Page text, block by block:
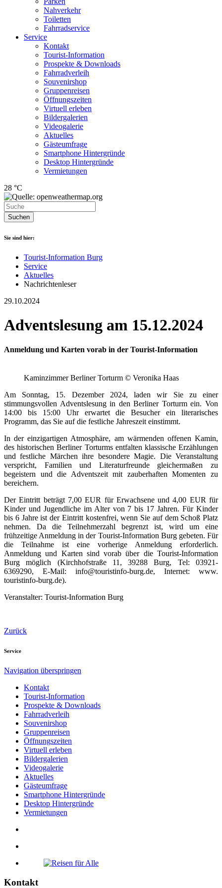
Nahverkehr
Toiletten
Fahrradservice
Service
Kontakt
Tourist-Information
Prospekte & Downloads
Fahrradverleih
Souvenirshop
Gruppenreisen
Öffnungszeiten
Virtuell erleben
Bildergalerien
Videogalerie
Aktuelles
Gästeumfrage
Smartphone Hintergründe
Desktop Hintergründe
Vermietungen
28 °C
Suchen
Sie sind hier:
Tourist-Information Burg
Service
Aktuelles
Nachrichtenleser
29.10.2024
Adventslesung am 15.12.2024
Anmeldung und Karten vorab in der Tourist-Information
Kaminzimmer Berliner Torturm © Veronika Haas
Am Sonntag, 15. Dezember 2024, laden wir Sie zu einer
stimmungsvollen Adventslesung in den Berliner Torturm ein. Von
14:00 bis 15:00 Uhr erwartet die Besucher ein literarisches
Programm, das Sie auf die festliche Jahreszeit einstimmt.
In der einzigartigen Atmosphäre, am wärmenden offenen Kamin,
des historischen Berliner Torturms entfalten klassische Erzählungen
und festliche Märchen ihre besondere Magie. Die Veranstaltung
verspricht, Familien und Literaturfreunde gleichermaßen zu
begeistern und die Adventszeit mit zauberhaften Momenten zu
bereichern.
Der Eintritt beträgt 7,00 EUR für Erwachsene und 4,00 EUR für
Kinder und Jugendliche im Alter von 7 bis 17 Jahren. Für Kinder
bis 6 Jahre ist der Eintritt kostenfrei, wenn Sie auf dem Schoß Platz
nehmen. Da die Teilnehmerzahl begrenzt ist, wird um eine
frühzeitige Anmeldung in der Tourist-Information Burg gebeten. Für
die Teilnahme ist eine vorherige Anmeldung erforderlich.
Anmeldung und Karten sind vorab über die Tourist-Information
Burg möglich (Kirchhofstraße 11, 39288 Burg, Tel: 03921-
6369290, E-Mail: info@touristinfo-burg.de, Internet: www.
touristinfo-burg.de).
Veranstalter: Tourist-Information Burg
Zurück
Service
Navigation überspringen
Kontakt
Tourist-Information
Prospekte & Downloads
Fahrradverleih
Souvenirshop
Gruppenreisen
Öffnungszeiten
Virtuell erleben
Bildergalerien
Videogalerie
Aktuelles
Gästeumfrage
Smartphone Hintergründe
Desktop Hintergründe
Vermietungen
Kontakt